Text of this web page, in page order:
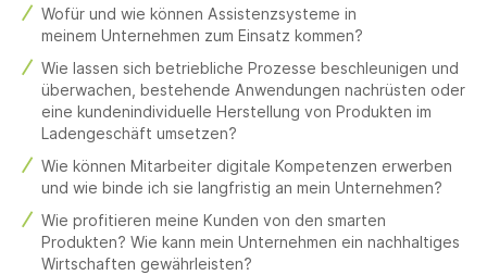
Wofür und wie können Assistenzsysteme in
meinem Unternehmen zum Einsatz kommen?
Wie lassen sich betriebliche Prozesse beschleunigen und
überwachen, bestehende Anwendungen nachrüsten oder
eine kundenindividuelle Herstellung von Produkten im
Ladengeschäft umsetzen?
Wie können Mitarbeiter digitale Kompetenzen erwerben
und wie binde ich sie langfristig an mein Unternehmen?
Wie profitieren meine Kunden von den smarten
Produkten? Wie kann mein Unternehmen ein nachhaltiges
Wirtschaften gewährleisten?